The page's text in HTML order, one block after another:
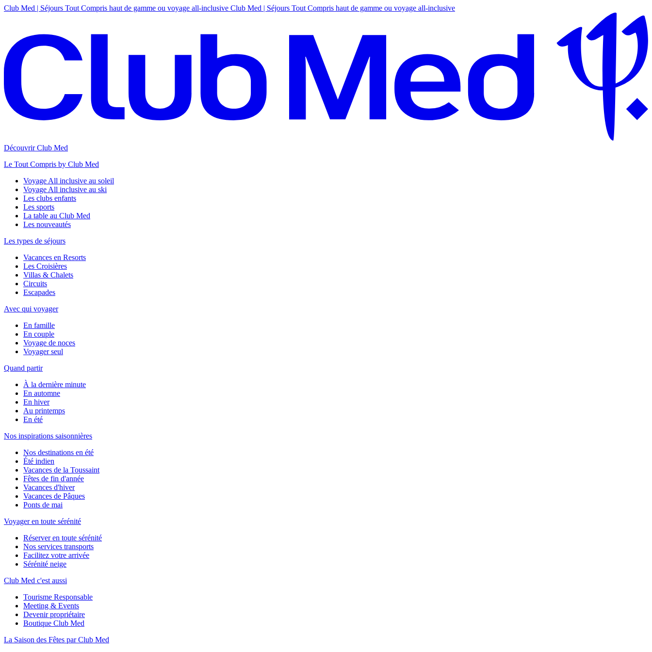
Club Med | Séjours Tout Compris haut de gamme ou voyage all-inclusive Club Med | Séjours Tout Compris haut de gamme ou voyage all-inclusive
Découvrir Club Med
Le Tout Compris by Club Med
Voyage All inclusive au soleil
Voyage All inclusive au ski
Les clubs enfants
Les sports
La table au Club Med
Les nouveautés
Les types de séjours
Vacances en Resorts
Les Croisières
Villas & Chalets
Circuits
Escapades
Avec qui voyager
En famille
En couple
Voyage de noces
Voyager seul
Quand partir
À la dernière minute
En automne
En hiver
Au printemps
En été
Nos inspirations saisonnières
Nos destinations en été
Été indien
Vacances de la Toussaint
Fêtes de fin d'année
Vacances d'hiver
Vacances de Pâques
Ponts de mai
Voyager en toute sérénité
Réserver en toute sérénité
Nos services transports
Facilitez votre arrivée
Sérénité neige
Club Med c'est aussi
Tourisme Responsable
Meeting & Events
Devenir propriétaire
Boutique Club Med
La Saison des Fêtes par Club Med